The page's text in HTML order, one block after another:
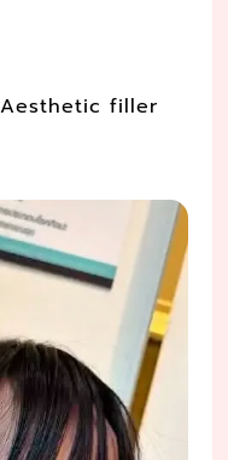
filler